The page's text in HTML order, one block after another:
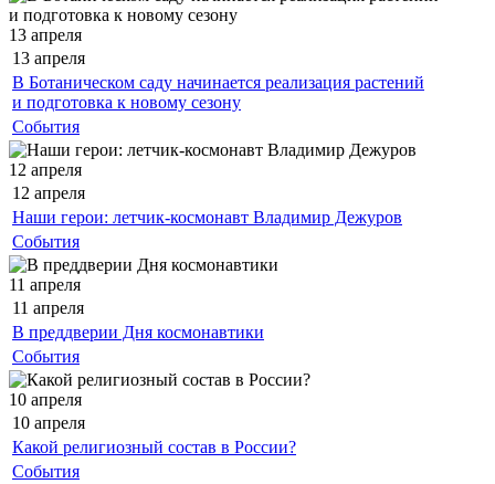
13 апреля
13 апреля
В Ботаническом саду начинается реализация растений
и подготовка к новому сезону
События
12 апреля
12 апреля
Наши герои: летчик-космонавт Владимир Дежуров
События
11 апреля
11 апреля
В преддверии Дня космонавтики
События
10 апреля
10 апреля
Какой религиозный состав в России?
События